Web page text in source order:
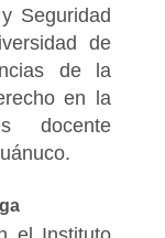
Seguridad
de
de la
en la
docente